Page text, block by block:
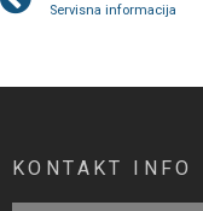
Servisna informacija
KONTAKT INFO